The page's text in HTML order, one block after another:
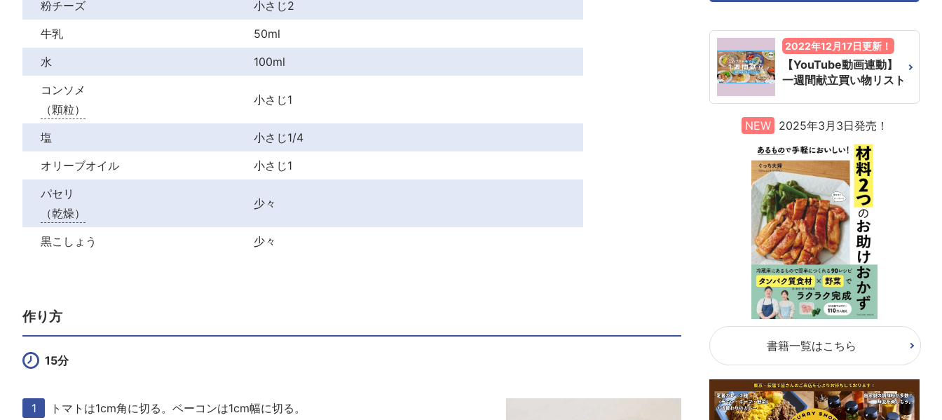
粉チーズ
小さじ2
牛乳
50ml
水
100ml
コンソメ
（顆粒）
小さじ1
塩
小さじ1/4
オリーブオイル
小さじ1
パセリ
（乾燥）
少々
黒こしょう 少々
作り方
15分
トマトは1cm角に切る。ベーコンは1cm幅に切る。
2022年12月17日更新！
【YouTube動画連動】
一週間献立買い物リスト
NEW 2025年3月3日発売！
書籍一覧はこちら